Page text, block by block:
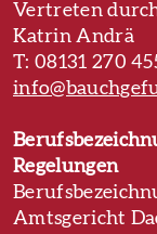
Vertreten
Katrin Andrä
T: 08131 270
Regelungen
Amtsgericht